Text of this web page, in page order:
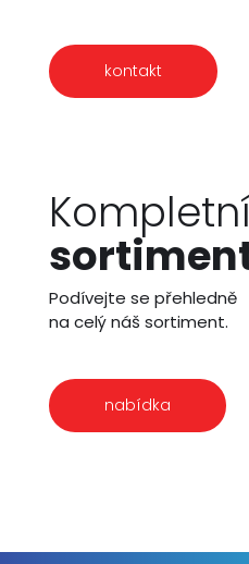
kontakt
Kompletní
Podívejte se přehledně
na celý náš sortiment.
nabídka